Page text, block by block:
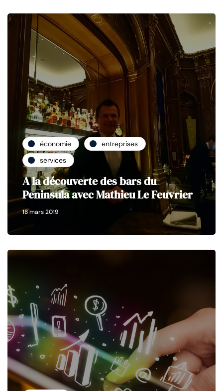
économie
entreprises
services
A la découverte des bars du
Peninsula avec Mathieu Le Feuvrier
18 mars 2019